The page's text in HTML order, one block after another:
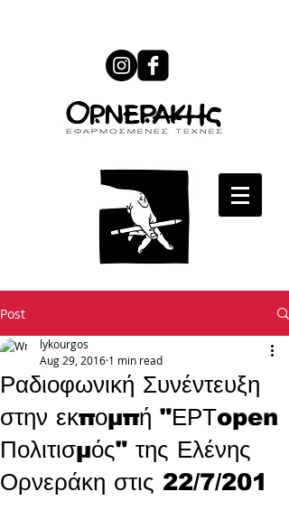
Post
Ραδιοφωνική Συνέντευξη
στην εκπομπή "ΕΡΤopen
Πολιτισμός" της Ελένης
Ορνεράκη στις 22/7/201
lykourgos
Aug 29, 2016 1 min read